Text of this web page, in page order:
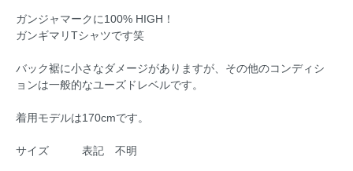
ガンジャマークに100% HIGH！
ガンギマリTシャツです笑
バック裾に小さなダメージがありますが、その他のコンディシ
ョンは一般的なユーズドレベルです。
着用モデルは170cmです。
サイズ 表記 不明